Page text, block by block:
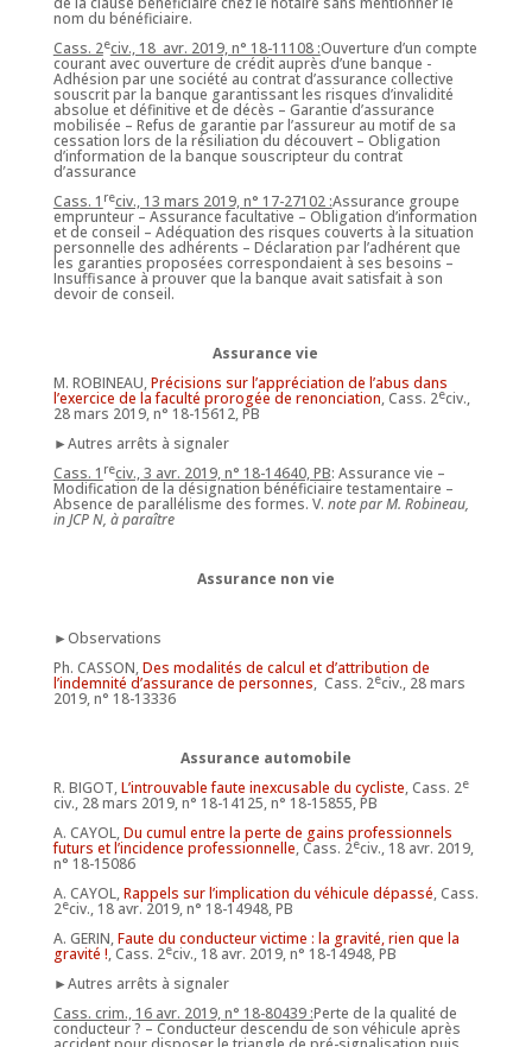
nom du bénéficiaire.
Cass. 2eciv., 18 avr. 2019, n° 18-11108 :Ouverture d’un compte
courant avec ouverture de crédit auprès d’une banque -
Adhésion par une société au contrat d’assurance collective
souscrit par la banque garantissant les risques d’invalidité
absolue et définitive et de décès – Garantie d’assurance
mobilisée – Refus de garantie par l’assureur au motif de sa
cessation lors de la résiliation du découvert – Obligation
d’information de la banque souscripteur du contrat
d’assurance
Cass. 1 reciv., 13 mars 2019, n° 17-27102 :Assurance groupe
emprunteur – Assurance facultative – Obligation d’information
et de conseil – Adéquation des risques couverts à la situation
personnelle des adhérents – Déclaration par l’adhérent que
les garanties proposées correspondaient à ses besoins –
Insuffisance à prouver que la banque avait satisfait à son
devoir de conseil.
Assurance vie
M. ROBINEAU,Précisions sur l’appréciation de l’abus dans
l’exercice de la faculté prorogée de renonciation, Cass. 2eciv.,
28 mars 2019, n° 18-15612, PB
►Autres arrêts à signaler
Cass. 1 reciv., 3 avr. 2019, n° 18-14640, PB: Assurance vie –
Modification de la désignation bénéficiaire testamentaire –
Absence de parallélisme des formes. V. note par M. Robineau,
in JCP N, à paraître
Assurance non vie
►Observations
Ph. CASSON,Des modalités de calcul et d’attribution de
l’indemnité d’assurance de personnes, Cass. 2eciv., 28 mars
2019, n° 18-13336
Assurance automobile
R. BIGOT,L’introuvable faute inexcusable du cycliste, Cass. 2e
civ., 28 mars 2019, n° 18-14125, n° 18-15855, PB
A. CAYOL,Du cumul entre la perte de gains professionnels
futurs et l’incidence professionnelle, Cass. 2eciv., 18 avr. 2019,
n° 18-15086
A. CAYOL,Rappels sur l’implication du véhicule dépassé, Cass.
2eciv., 18 avr. 2019, n° 18-14948, PB
A. GERIN,Faute du conducteur victime : la gravité, rien que la
gravité !, Cass. 2eciv., 18 avr. 2019, n° 18-14948, PB
►Autres arrêts à signaler
Cass. crim., 16 avr. 2019, n° 18-80439 :Perte de la qualité de
conducteur ? – Conducteur descendu de son véhicule après